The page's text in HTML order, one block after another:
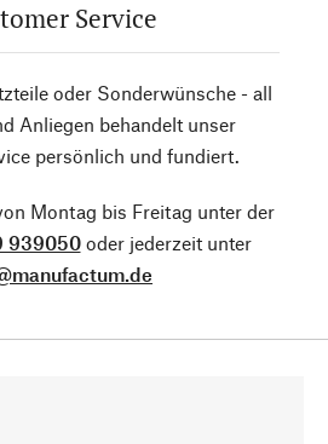
Service
oder Sonderwünsche - all
Anliegen behandelt unser
persönlich und fundiert.
Montag bis Freitag unter der
939050oder jederzeit unter